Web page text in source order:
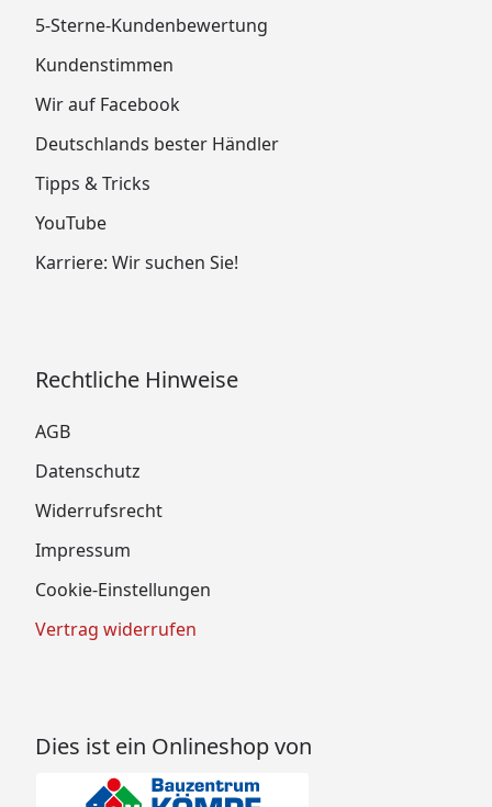
5-Sterne-Kundenbewertung
Kundenstimmen
Wir auf Facebook
Deutschlands bester Händler
Tipps & Tricks
YouTube
Karriere: Wir suchen Sie!
Rechtliche Hinweise
AGB
Datenschutz
Widerrufsrecht
Impressum
Cookie-Einstellungen
Vertrag widerrufen
Dies ist ein Onlineshop von